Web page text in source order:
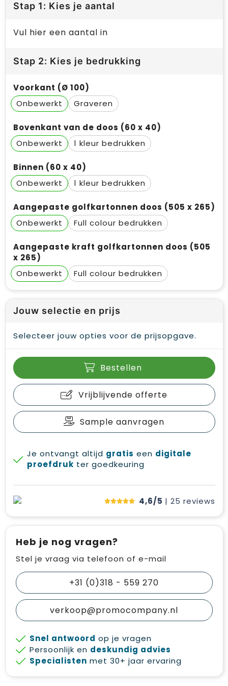
Stap 1: Kies je aantal
Vul hier een aantal in
Stap 2: Kies je bedrukking
Voorkant (Ø 100)
Onbewerkt
Graveren
Bovenkant van de doos (60 x 40)
Onbewerkt
1
Binnen (60 x 40)
Onbewerkt
1
Aangepaste golfkartonnen doos (505 x 265)
Onbewerkt
Full colour
Aangepaste kraft golfkartonnen doos (505
x 265)
Onbewerkt
Full colour
Jouw selectie en prijs
Selecteer jouw opties voor de prijsopgave.
Bestellen
Vrijblijvende offerte
Sample aanvragen
Je ontvangt altijd gratis een digitale
proefdruk ter goedkeuring
4,6/5 | 25 reviews
Heb je nog vragen?
Stel je vraag via telefoon of e-mail
+31 (0)318 - 559 270
verkoop@promocompany.nl
Snel antwoord op je vragen
Persoonlijk en deskundig advies
Specialisten met 30+ jaar ervaring